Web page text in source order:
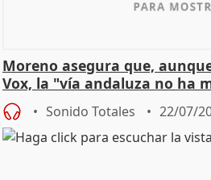
Moreno asegura que,
Vox, la "vía andaluza no ha
"cambiar"
Sonido Totales 22/07/